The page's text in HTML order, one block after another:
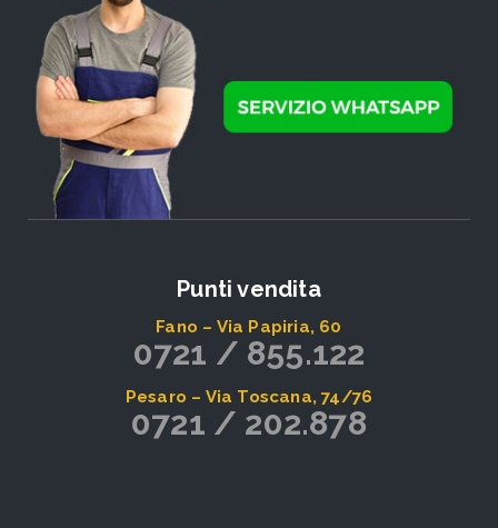
Punti vendita
Fano – Via Papiria, 60
0721 / 855.122
Pesaro – Via Toscana, 74/76
0721 / 202.878